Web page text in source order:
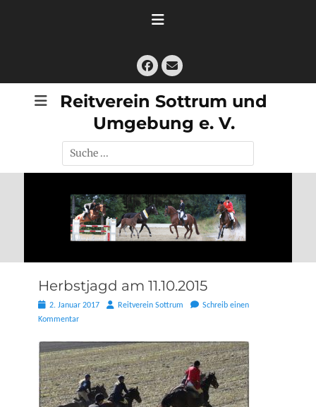
Facebook
E-
Mail
Reitverein Sottrum und
Umgebung e. V.
Suche
nach:
Herbstjagd am 11.10.2015
Posted
on
2. Januar 2017 AutorReitverein Sottrum
Schreib einen
Kommentar